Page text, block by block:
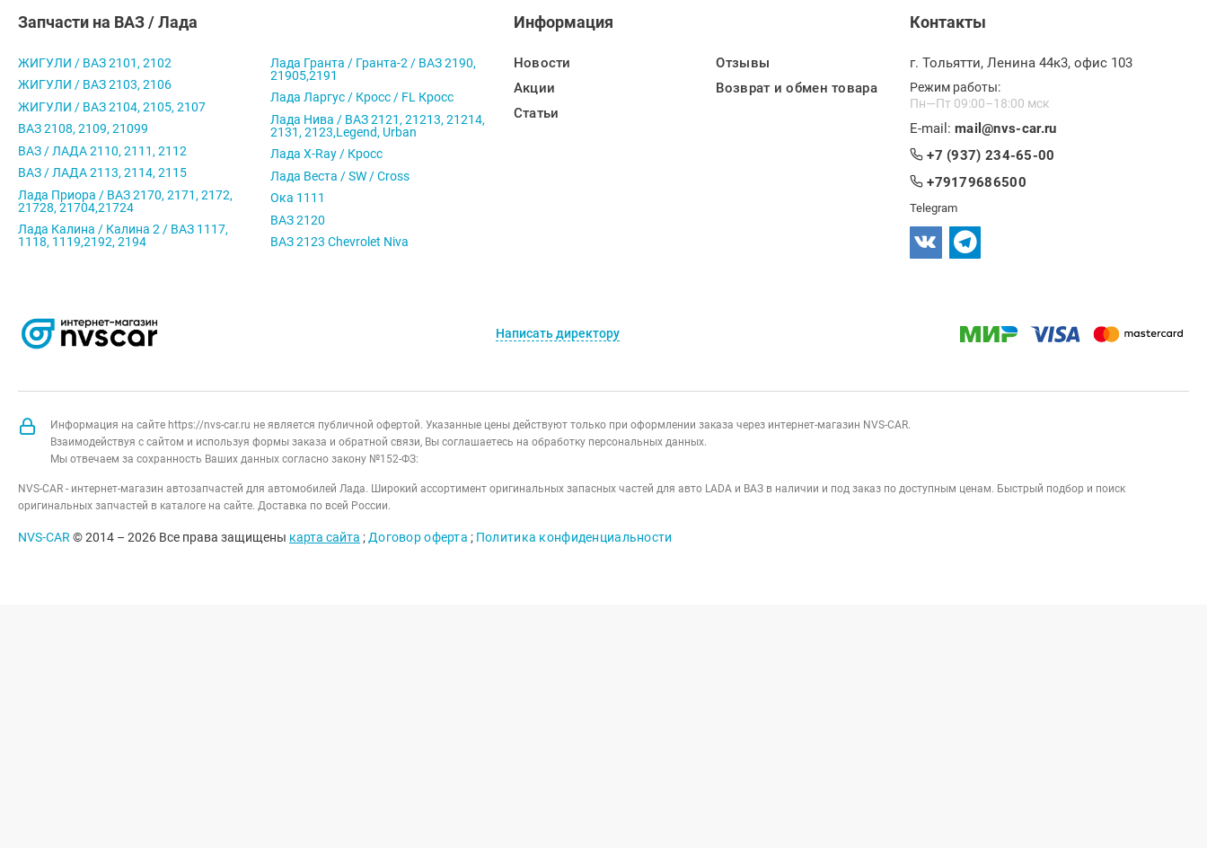
Запчасти на ВАЗ / Лада
ЖИГУЛИ / ВАЗ 2101, 2102
ЖИГУЛИ / ВАЗ 2103, 2106
ЖИГУЛИ / ВАЗ 2104, 2105, 2107
ВАЗ 2108, 2109, 21099
ВАЗ / ЛАДА 2110, 2111, 2112
ВАЗ / ЛАДА 2113, 2114, 2115
Лада Приора / ВАЗ 2170, 2171, 2172,
21728, 21704,21724
Лада Калина / Калина 2 / ВАЗ 1117,
1118, 1119,2192, 2194
Лада Гранта / Гранта-2 / ВАЗ 2190,
21905,2191
Лада Ларгус / Кросс / FL Кросс
Лада Нива / ВАЗ 2121, 21213, 21214,
2131, 2123,Legend, Urban
Лада X-Ray / Кросс
Лада Веста / SW / Cross
Ока 1111
ВАЗ 2120
ВАЗ 2123 Chevrolet Niva
Информация
Новости
Акции
Статьи
Отзывы
Возврат и обмен товара
Контакты
г. Тольятти, Ленина 44к3, офис 103
Режим работы:
Пн—Пт 09:00–18:00 мск
E-mail: mail@nvs-car.ru
+7 (937) 234-65-00
+79179686500
Telegram
Написать директору
Информация на сайте https://nvs-car.ru не является публичной офертой. Указанные цены действуют только при оформлении заказа через интернет-магазин NVS-CAR.
Взаимодействуя с сайтом и используя формы заказа и обратной связи, Вы соглашаетесь на обработку персональных данных.
Мы отвечаем за сохранность Ваших данных согласно закону №152-ФЗ:
NVS-CAR - интернет-магазин автозапчастей для автомобилей Лада. Широкий ассортимент оригинальных запасных частей для авто LADA и ВАЗ в наличии и под заказ по доступным ценам. Быстрый подбор и поиск
оригинальных запчастей в каталоге на сайте. Доставка по всей России.
NVS-CAR© 2014 – 2026 Все права защищены карта сайта ;Договор оферта ; Политика конфиденциальности